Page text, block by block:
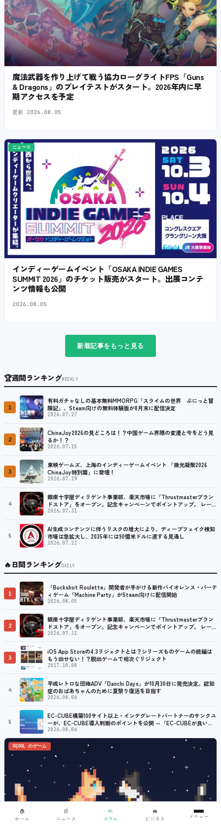
魔法武器を作り上げて戦う協力ローグライトFPS「Guns
& Dragons」のプレイテストがスタート。2026年内に早
期アクセスを予定
更新 2026.08.05
ニュース
インディーゲームイベント「OSAKA INDIE GAMES
SUMMIT 2026」のチケット販売がスタート。出展コンテ
ンツ情報も公開
2026.08.05
新着記事をもっと見る
🏆週間ランキングWEEKLY
1
有料ガチャなしの基本無料MMORPG「スライムの世界 ぷにっと冒
険記」、Steam向けの無料体験版が8月末に配信決定
2026.07.27
2
ChinaJoy2026の見どころは！？中国ゲーム界隈の変遷と今をどう見
るか！？
2026.07.15
3
東映ゲームズ、上海のインディーゲームイベント 「微光凝聚2026
ChinaJoy特別篇」に登壇！
2026.07.29
4
銀座十字屋ディリゲント事業部、楽天市場に「Thrustmasterブラン
ドストア」をオープン。記念キャンペーンでポイントアップ。 レーシ
ング／フライトシム向けコントローラーを中心に、幅広くラインナッ
2026.07.31
5
AI生成コンテンツに伴うリスクの増大により、ディープフェイク検知
市場は急拡大し、2035年には90億米ドルに達する見通し
2026.07.22
🔥日間ランキングDAILY
1
「Buckshot Roulette」開発者が手がける新作バイオレンス・パーテ
ィゲーム「Machine Party」がSteam向けに配信開始
2026.08.05
2
銀座十字屋ディリゲント事業部、楽天市場に「Thrustmasterブラン
ドストア」をオープン。記念キャンペーンでポイントアップ。 レーシ
ング／フライトシム向けコントローラーを中心に、幅広くラインナッ
2026.07.31
3
iOS App Storeの4.3リジェクトとは？シリーズものゲームの続編は
もう出せない！？脱出ゲームで相次ぐリジェクト
2017.10.08
4
平成レトロな団地ADV「Danchi Days」が10月30日に発売決定。認知
症のおばあちゃんのために夏祭り復活を目指す
2026.08.06
5
EC-CUBE構築100サイト以上・インテグレートパートナーのサンクユ
ーが、EC-CUBE導入判断のポイントを公開 ～「EC-CUBEが良い
か」ではなく「自社に合うか」を、業務要件の視点から解説～
2026.08.06
SQOOL のゲーム
🏠
ホーム
📰
ニュース
✏️
コラム
💼
ビジネス
メニュー